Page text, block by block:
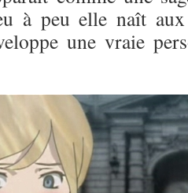
à peu elle naît aux
une vraie